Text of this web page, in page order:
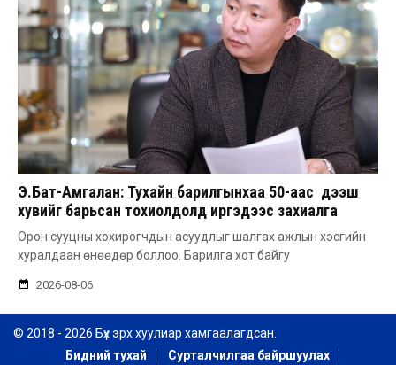
Э.Бат-Амгалан: Тухайн барилгынхаа 50-аас дээш
хувийг барьсан тохиолдолд иргэдээс захиалга
авдаг болгоно
Орон сууцны хохирогчдын асуудлыг шалгах ажлын хэсгийн
хуралдаан өнөөдөр боллоо. Барилга хот байгу
2026-08-06
© 2018 - 2026 Бүх эрх хуулиар хамгаалагдсан.
Бидний тухай
Сурталчилгаа байршуулах